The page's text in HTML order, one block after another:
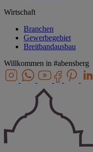
Wirtschaft
Branchen
Gewerbegebiet
Breitbandausbau
Willkommen in #abensberg